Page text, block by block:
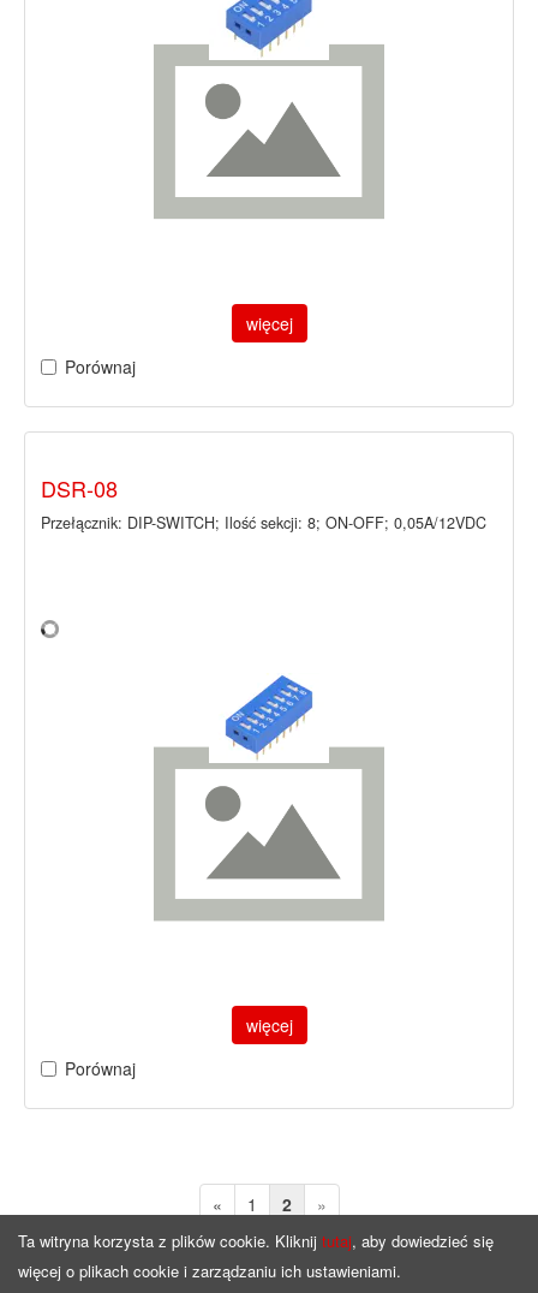
więcej
Porównaj
DSR-08
Przełącznik: DIP-SWITCH; Ilość sekcji: 8; ON-OFF; 0,05A/12VDC
więcej
Porównaj
« 1 2 »
Ta witryna korzysta z plików cookie. Kliknij tutaj, aby dowiedzieć się
więcej o plikach cookie i zarządzaniu ich ustawieniami.